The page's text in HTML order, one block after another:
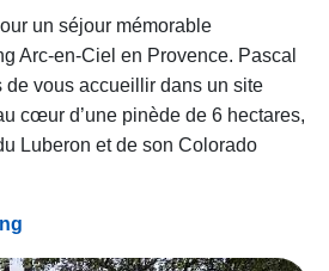
un séjour mémorable
Arc-en-Ciel en Provence. Pascal
de vous accueillir dans un site
cœur d’une pinède de 6 hectares,
Luberon et de son Colorado